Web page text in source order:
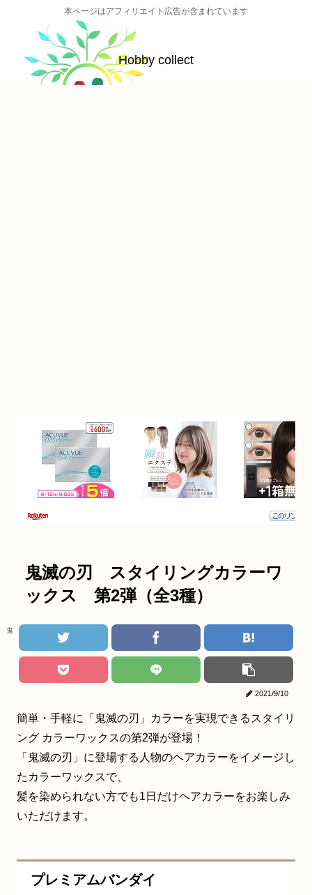
本ページはアフィリエイト広告が含まれています
Hobby collect
鬼滅の刃 スタイリングカラーワ
ックス 第2弾（全3種）
鬼滅の刃
2021/9/10
簡単・手軽に「鬼滅の刃」カラーを実現できるスタイリ
ング カラーワックスの第2弾が登場！
「鬼滅の刃」に登場する人物のヘアカラーをイメージし
たカラーワックスで、
髪を染められない方でも1日だけヘアカラーをお楽しみ
いただけます。
プレミアムバンダイ